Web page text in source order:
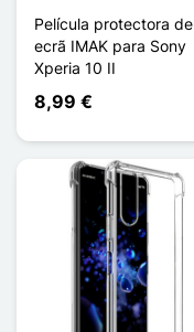
Película protectora de
ecrã IMAK para Sony
Xperia 10 II
8,99 €